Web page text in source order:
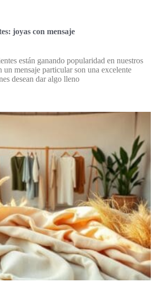
joyas con mensaje
están ganando popularidad en nuestros
un mensaje particular son una excelente
desean dar algo lleno